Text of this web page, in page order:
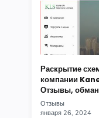
Раскрытие
компании
Отзывы,
Отзывы
января 26, 2024